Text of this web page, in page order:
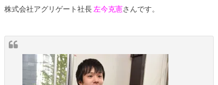
株式会社アグリゲート社長 左今克憲さんです。